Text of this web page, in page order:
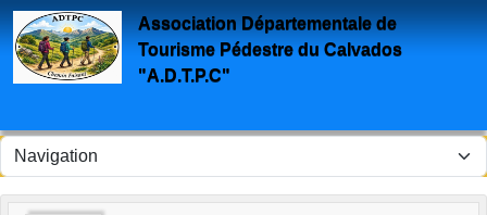
Association Départementale de
Tourisme Pédestre du Calvados
"A.D.T.P.C"
Panneau de gestion des cookies